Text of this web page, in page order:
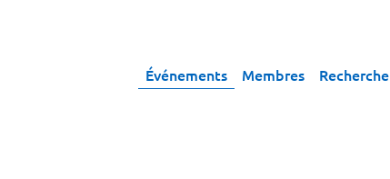
Événements Membres Recherche